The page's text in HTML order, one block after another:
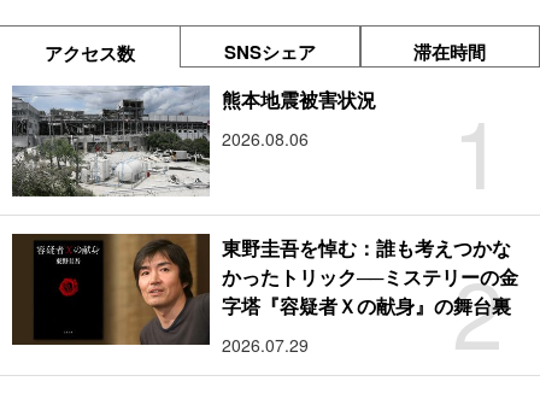
アクセス数 SNSシェア 滞在時間
1
熊本地震被害状況
2026.08.06
2
東野圭吾を悼む：誰も考えつかな
かったトリック──ミステリーの金
字塔『容疑者Ｘの献身』の舞台裏
2026.07.29